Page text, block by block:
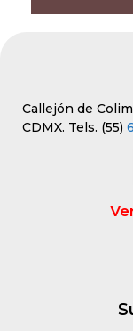
Callejón de
CDMX. Tels. (55)